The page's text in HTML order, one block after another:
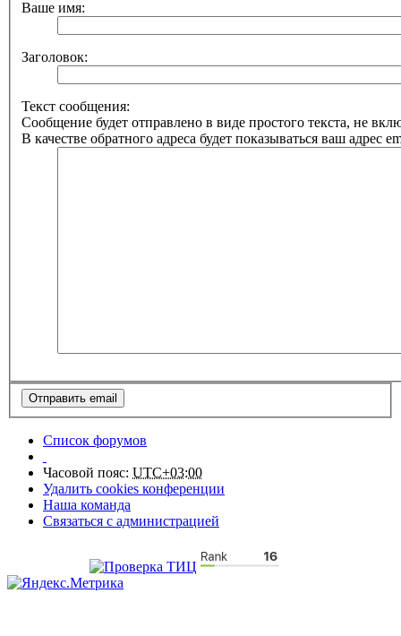
Ваше имя:
Заголовок:
Текст сообщения:
Сообщение будет отправлено в виде простого текста, не
В качестве обратного адреса будет показываться ваш адрес
Список форумов
Часовой пояс: UTC+03:00
Удалить cookies конференции
Наша команда
Связаться с администрацией